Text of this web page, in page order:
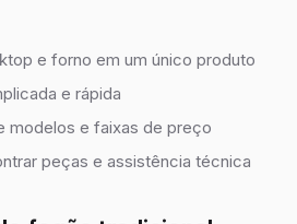
e forno em um único produto
e rápida
modelos e faixas de preço
peças e assistência técnica